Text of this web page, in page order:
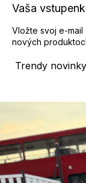
Trendy
Vaša
Vložte svoj e-mail
nových